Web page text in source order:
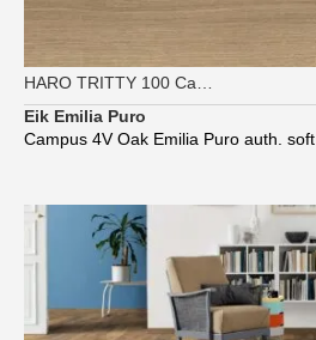
HARO TRITTY 100 Campus
Eik Emilia Puro
Campus 4V Oak Emilia Puro auth. soft